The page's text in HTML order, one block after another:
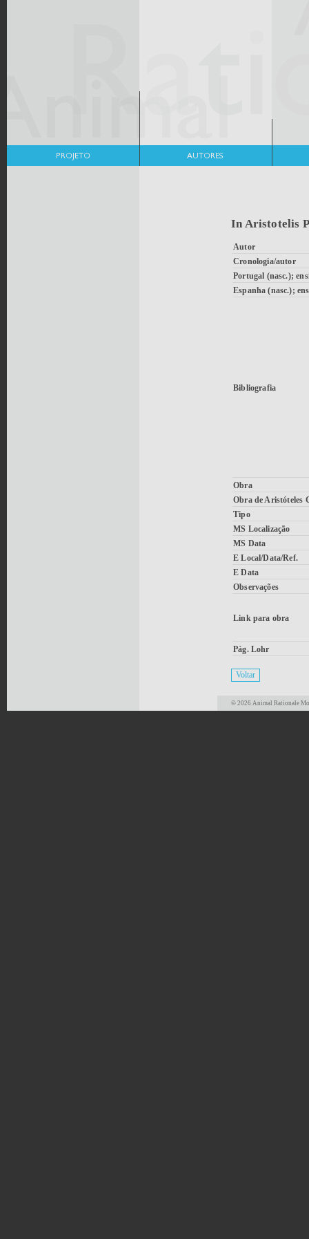
In Aristotelis
Autor
Cronologia/autor
Portugal (nasc.);
Espanha (nasc.);
Bibliografia
Obra
Obra de Aristóteles
Tipo
MS Localização
MS Data
E Local/Data/Ref.
E Data
Observações
Link para obra
Pág. Lohr
© 2026 Animal Rationale